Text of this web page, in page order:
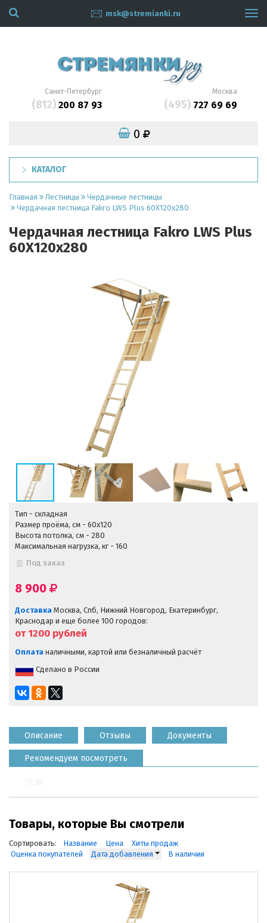
msk@stremianki.ru
Санкт-Петербург
(812) 200 87 93
Москва
(495)727 69 69
0
КАТАЛОГ
Главная Лестницы
Чердачные лестницы
Чердачная лестница Fakro LWS Plus 60Х120x280
Чердачная лестница Fakro LWS Plus
60Х120x280
Тип - складная
Размер проёма, см - 60х120
Высота потолка, см - 280
Максимальная нагрузка, кг - 160
Под заказ
8 900
Доставка Москва, Спб, Нижний Новгород, Екатеринбург,
Краснодар и еще более 100 городов:
от 1200 рублей
Оплата наличными, картой или безналичный расчёт
Сделано в России
Описание Отзывы Документы
Рекомендуем посмотреть
Товары, которые Вы смотрели
Сортировать: Название Цена
Хиты продаж
Оценка покупателей
Дата добавления В наличии